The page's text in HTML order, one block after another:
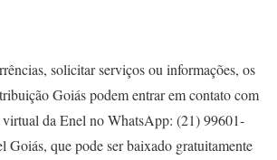
solicitar serviços ou informações, os
Goiás podem entrar em contato com
virtual da Enel no WhatsApp: (21) 99601-
Goiás, que pode ser baixado gratuitamente